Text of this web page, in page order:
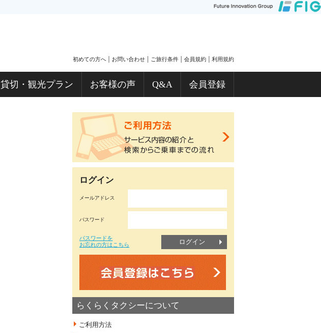
初めての方へ お問い合わせ ご旅行条件 会員規約 利用規約
貸切・観光プラン お客様の声 Q&A 会員登録
ログイン
メールアドレス
パスワード
パスワードを
お忘れの方はこちら
ログイン
らくらくタクシーについて
ご利用方法